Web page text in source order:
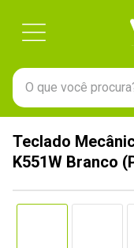
O que você procura?
Teclado
K551W Branco